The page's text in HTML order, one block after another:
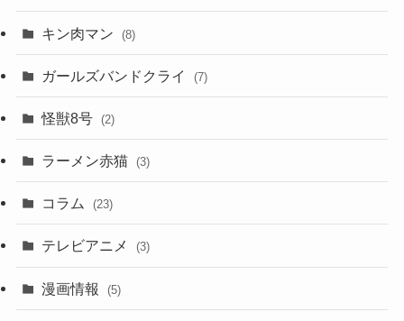
キン肉マン (8)
ガールズバンドクライ (7)
怪獣8号 (2)
ラーメン赤猫 (3)
コラム (23)
テレビアニメ (3)
漫画情報 (5)